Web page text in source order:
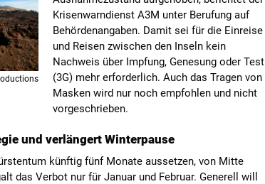
Krisenwarndienst A3M unter Berufung auf
Behördenangaben. Damit sei für die Einreise
und Reisen zwischen den Inseln kein
Nachweis über Impfung, Genesung oder Test
(3G) mehr erforderlich. Auch das Tragen von
Masken wird nur noch empfohlen und nicht
vorgeschrieben.
und verlängert Winterpause
künftig fünf Monate aussetzen, von Mitte
das Verbot nur für Januar und Februar. Generell will